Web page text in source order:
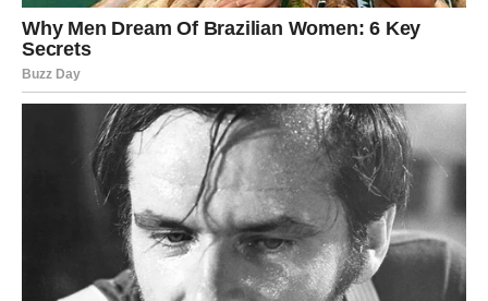
veru u emocije.
Subota je dan kada Škorpija shvata da je spremna za novi
početak. I to bez tereta prošlosti.
Želja Škorpije, vezana za novi život, novu ljubav i
unutrašnji mir – počinje da se ostvaruje upravo sada.